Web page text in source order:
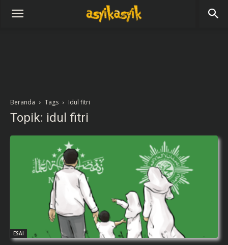
Beranda Tags Idul fitri
Topik: idul fitri
ESAI